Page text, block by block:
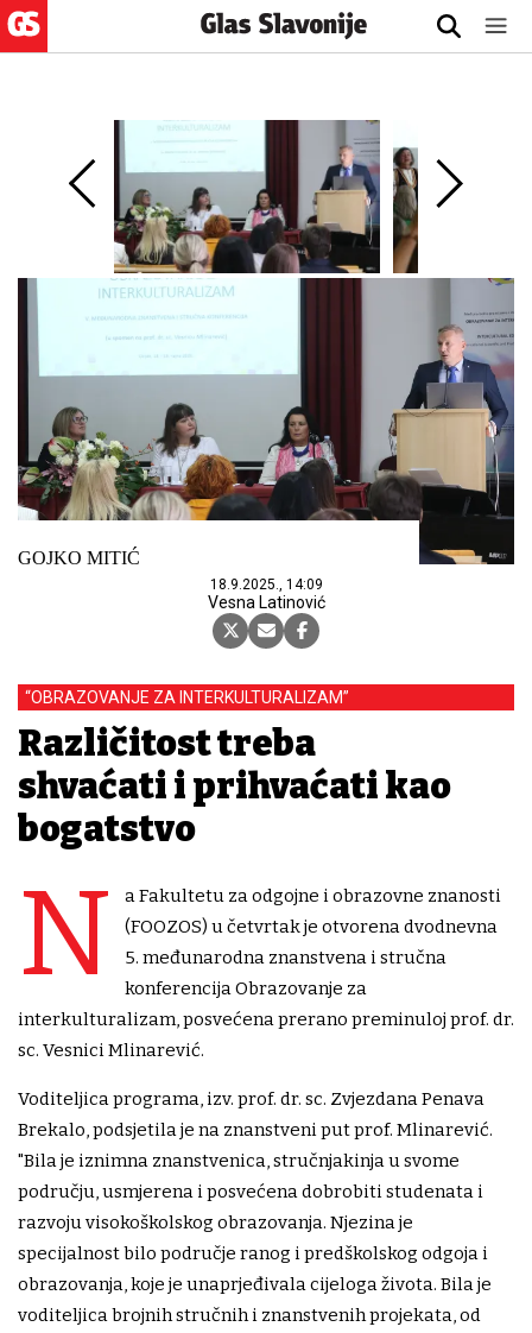
GOJKO MITIĆ
18.9.2025., 14:09
Vesna Latinović
“OBRAZOVANJE ZA INTERKULTURALIZAM”
Različitost treba
shvaćati i prihvaćati kao
bogatstvo
N
a Fakultetu za odgojne i obrazovne znanosti
(FOOZOS) u četvrtak je otvorena dvodnevna
5. međunarodna znanstvena i stručna
konferencija Obrazovanje za
interkulturalizam, posvećena prerano preminuloj prof. dr.
sc. Vesnici Mlinarević.
Voditeljica programa, izv. prof. dr. sc. Zvjezdana Penava
Brekalo, podsjetila je na znanstveni put prof. Mlinarević.
"Bila je iznimna znanstvenica, stručnjakinja u svome
području, usmjerena i posvećena dobrobiti studenata i
razvoju visokoškolskog obrazovanja. Njezina je
specijalnost bilo područje ranog i predškolskog odgoja i
obrazovanja, koje je unaprjeđivala cijeloga života. Bila je
voditeljica brojnih stručnih i znanstvenih projekata, od